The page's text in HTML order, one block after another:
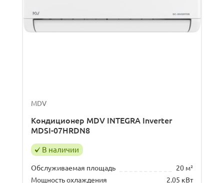
MDV
Кондиционер MDV INTEGRA Inverter
MDSI-07HRDN8
В наличии
Обслуживаемая площадь
20 м²
Мощность охлаждения
2.05 кВт